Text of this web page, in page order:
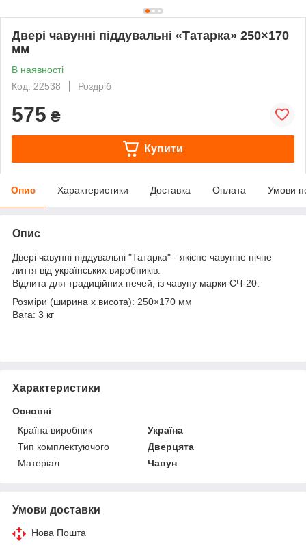
Двері чавунні піддувальні «Татарка» 250×170
мм
В наявності
Код: 22538
Роздріб
575 ₴
Купити
Опис Характеристики Доставка Оплата Умови
Опис
Двері чавунні піддувальні "Татарка" - якісне чавунне пічне
лиття від українських виробників.
Відлита для традиційних печей, із чавуну марки СЧ-20.
Розміри (ширина х висота): 250×170 мм
Вага: 3 кг
Характеристики
Основні
Країна виробник
Україна
Тип комплектуючого
Дверцята
Матеріал
Чавун
Умови доставки
Нова Пошта